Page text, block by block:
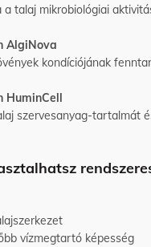
a talaj mikrobiológiai
AlgiNova
kondíciójának
HuminCell
szervesanyag-tartalmát
vízmegtartó képesség